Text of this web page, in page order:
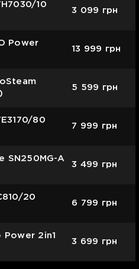
10
3 099 грн
Power
13 999 грн
5 599 грн
80
7 999 грн
SN250MG-A
3 499 грн
20
6 799 грн
Power 2in1
3 699 грн